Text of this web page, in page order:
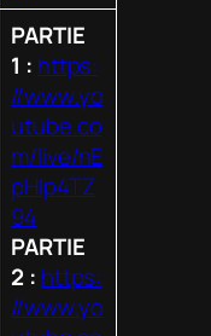
PARTIE
1 : https:
//www.yo
utube.co
m/live/nE
pHIp4TZ
94
PARTIE
2 : https:
//www.yo